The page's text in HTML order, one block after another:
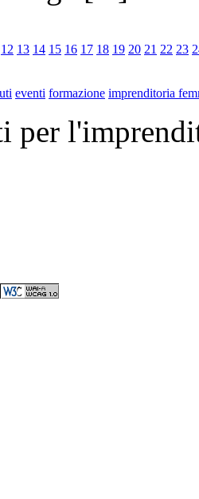
12 13 14 15 16 17 18 19 20 21 22 23
eventi formazione imprenditoria
per